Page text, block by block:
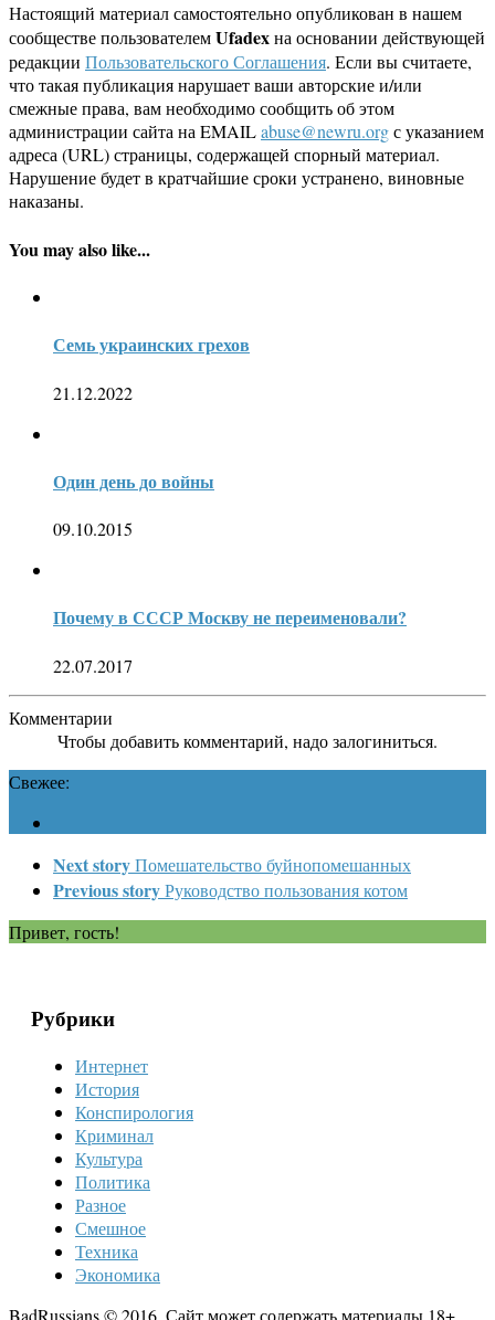
Настоящий материал самостоятельно опубликован в нашем
сообществе пользователемUfadexна основании действующей
редакции Пользовательского Соглашения. Если вы считаете,
что такая публикация нарушает ваши авторские и/или
смежные права, вам необходимо сообщить об этом
администрации сайта на EMAILabuse@newru.orgс указанием
адреса (URL) страницы, содержащей спорный материал.
Нарушение будет в кратчайшие сроки устранено, виновные
наказаны.
You may also like...
Семь украинских грехов
21.12.2022
Один день до войны
09.10.2015
Почему в СССР Москву не переименовали?
22.07.2017
Комментарии
Чтобы добавить комментарий, надо залогиниться.
Свежее:
Next storyПомешательство буйнопомешанных
Previous storyРуководство пользования котом
Привет, гость!
Рубрики
Интернет
История
Конспирология
Криминал
Культура
Политика
Разное
Смешное
Техника
Экономика
BadRussians © 2016. Сайт может содержать материалы 18+